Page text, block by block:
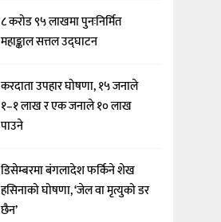
८ करोड ९५ लाखमा पुनःनिर्मित
महाङ्काल सत्तल उद्घाटन
करदाता उपहार घोषणा, १५ जनाले
१–१ लाख र एक जनाले १० लाख
पाउने
डिसेम्बरमा बंगलादेश फर्किने शेख
हसिनाको घोषणा, ‘जेल वा मृत्युको डर
छैन’